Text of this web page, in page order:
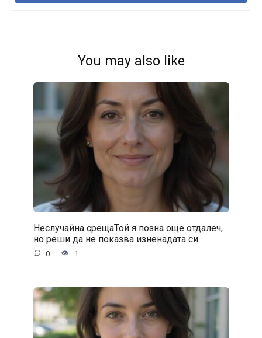
You may also like
Неслучайна срещаТой я позна още отдалеч,
но реши да не показва изненадата си.
0 1